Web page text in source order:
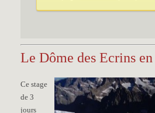
Le Dôme des Ecrins
Ce stage
de 3
jours